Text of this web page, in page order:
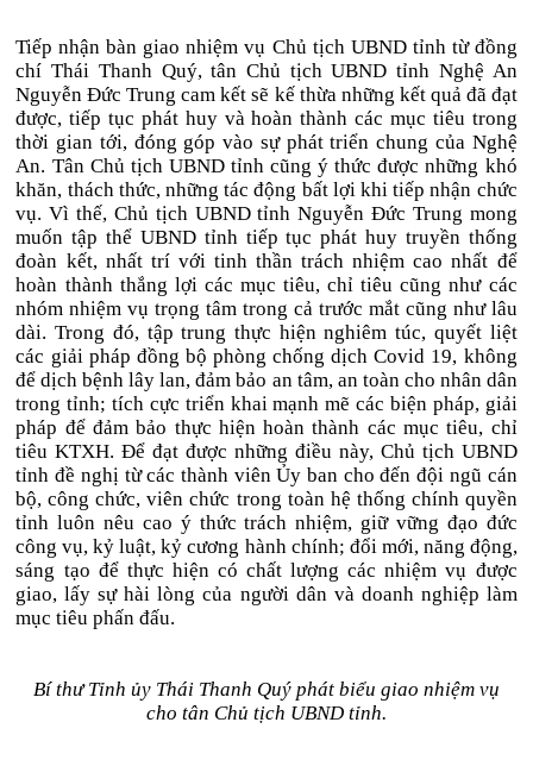
Tiếp nhận bàn giao nhiệm vụ Chủ tịch UBND tỉnh từ đồng
chí Thái Thanh Quý, tân Chủ tịch UBND tỉnh Nghệ An
Nguyễn Đức Trung cam kết sẽ kế thừa những kết quả đã đạt
được, tiếp tục phát huy và hoàn thành các mục tiêu trong
thời gian tới, đóng góp vào sự phát triển chung của Nghệ
An. Tân Chủ tịch UBND tỉnh cũng ý thức được những khó
khăn, thách thức, những tác động bất lợi khi tiếp nhận chức
vụ. Vì thế, Chủ tịch UBND tỉnh Nguyễn Đức Trung mong
muốn tập thể UBND tỉnh tiếp tục phát huy truyền thống
đoàn kết, nhất trí với tinh thần trách nhiệm cao nhất để
hoàn thành thắng lợi các mục tiêu, chỉ tiêu cũng như các
nhóm nhiệm vụ trọng tâm trong cả trước mắt cũng như lâu
dài. Trong đó, tập trung thực hiện nghiêm túc, quyết liệt
các giải pháp đồng bộ phòng chống dịch Covid 19, không
để dịch bệnh lây lan, đảm bảo an tâm, an toàn cho nhân dân
trong tỉnh; tích cực triển khai mạnh mẽ các biện pháp, giải
pháp để đảm bảo thực hiện hoàn thành các mục tiêu, chỉ
tiêu KTXH. Để đạt được những điều này, Chủ tịch UBND
tỉnh đề nghị từ các thành viên Ủy ban cho đến đội ngũ cán
bộ, công chức, viên chức trong toàn hệ thống chính quyền
tỉnh luôn nêu cao ý thức trách nhiệm, giữ vững đạo đức
công vụ, kỷ luật, kỷ cương hành chính; đổi mới, năng động,
sáng tạo để thực hiện có chất lượng các nhiệm vụ được
giao, lấy sự hài lòng của người dân và doanh nghiệp làm
mục tiêu phấn đấu.
Bí thư Tỉnh ủy Thái Thanh Quý phát biểu giao nhiệm vụ
cho tân Chủ tịch UBND tỉnh.